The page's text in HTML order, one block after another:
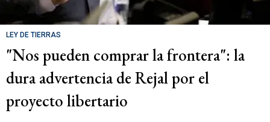
LEY DE TIERRAS
"Nos pueden comprar la frontera": la
dura advertencia de Rejal por el
proyecto libertario